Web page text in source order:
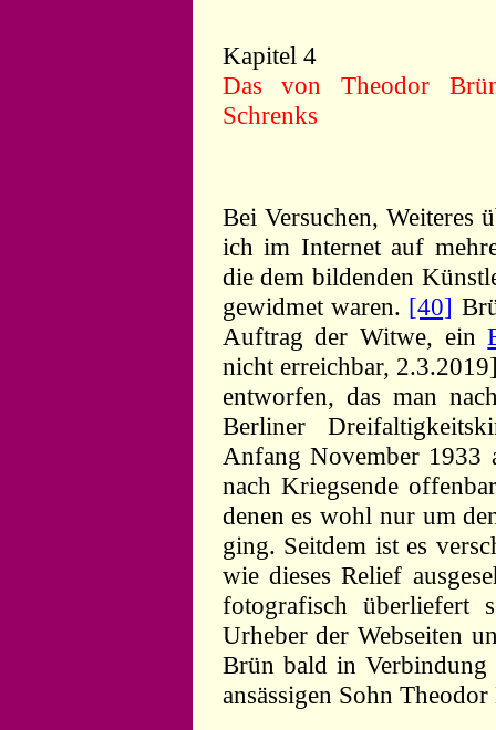
Kapitel 4
Das von Theodor
Schrenks
Bei Versuchen, Weiteres
ich im Internet auf
die dem bildenden
gewidmet waren. [40]
Auftrag der Witwe, ein
nicht erreichbar,
entworfen, das man
Berliner
Anfang November 1933
nach Kriegsende
denen es wohl nur um
ging. Seitdem ist es
wie dieses Relief
fotografisch
Urheber der Webseiten
Brün bald in
ansässigen Sohn